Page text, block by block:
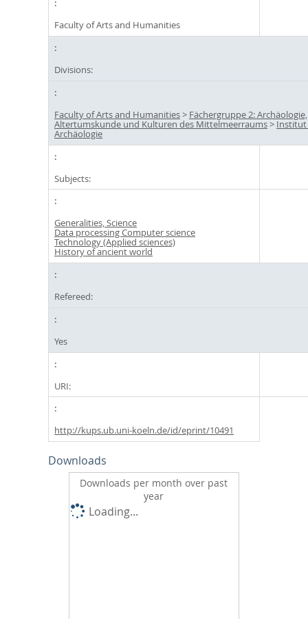
Faculty of Arts and Humanities
Divisions:
Faculty of Arts and Humanities> Fächergruppe 2: Archäologie,
Altertumskunde und Kulturen des Mittelmeerraums>
Archäologie
Subjects:
Generalities, Science
Data processing Computer science
Technology (Applied sciences)
History of ancient world
Refereed:
Yes
URI:
http://kups.ub.uni-koeln.de/id/eprint/10491
Downloads
Downloads per month over past
year
Loading...